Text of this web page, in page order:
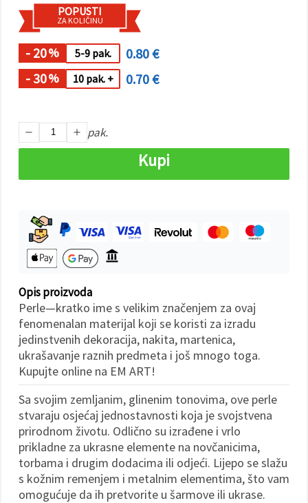
odabirom
određene
vrste
klikom na
gumb
"Spremi".
sve
Postavke
POPUSTI
ZA KOLIČINU
- 20% 5-9 pak.
0.80 €
- 30% 10 pak. + 0.70 €
pak.
Kupi
Opis proizvoda
Perle—kratko ime s velikim značenjem za ovaj
fenomenalan materijal koji se koristi za izradu
jedinstvenih dekoracija, nakita, martenica,
ukrašavanje raznih predmeta i još mnogo toga.
Kupujte online na EM ART!
Sa svojim zemljanim, glinenim tonovima, ove perle
stvaraju osjećaj jednostavnosti koja je svojstvena
prirodnom životu. Odlično su izrađene i vrlo
prikladne za ukrasne elemente na novčanicima,
torbama i drugim dodacima ili odjeći. Lijepo se slažu
s kožnim remenjem i metalnim elementima, što vam
omogućuje da ih pretvorite u šarmove ili ukrase.